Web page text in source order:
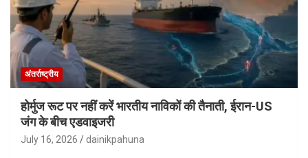
अंतर्राष्ट्रीय
होर्मुज रूट पर नहीं करें भारतीय नाविकों की तैनाती, ईरान-US
जंग के बीच एडवाइजरी
July 16, 2026 dainikpahuna